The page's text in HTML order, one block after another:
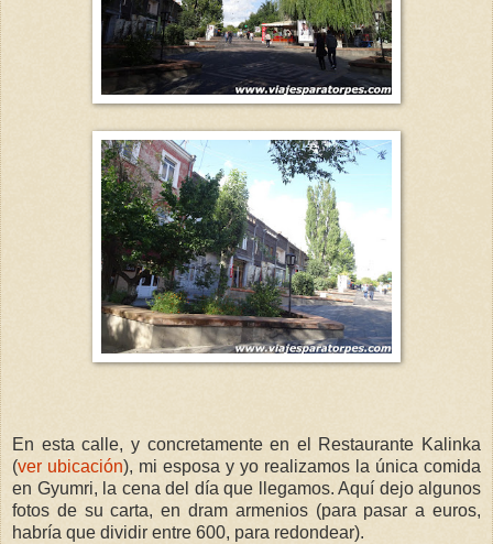
En esta calle, y concretamente en el Restaurante Kalinka
(ver ubicación), mi esposa y yo realizamos la única comida
en Gyumri, la cena del día que llegamos. Aquí dejo algunos
fotos de su carta, en dram armenios (para pasar a euros,
habría que dividir entre 600, para redondear).